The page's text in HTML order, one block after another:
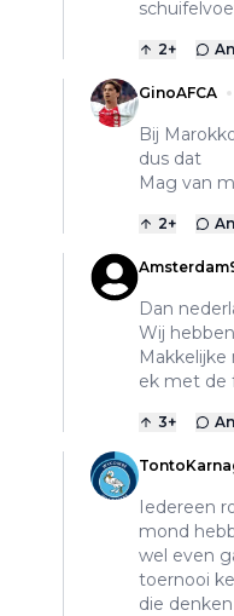
2+
GinoAFCA
Bij
dus dat
Mag van
2+
Dan
Wij
ek met de
3+
Iedereen
mond
wel even
toernooi
die